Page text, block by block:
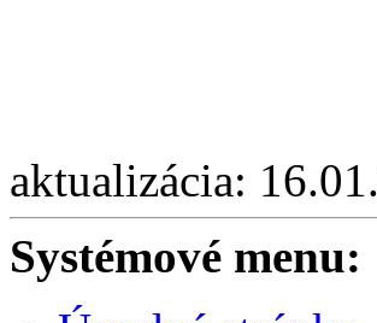
aktualizácia:
Systémové menu: